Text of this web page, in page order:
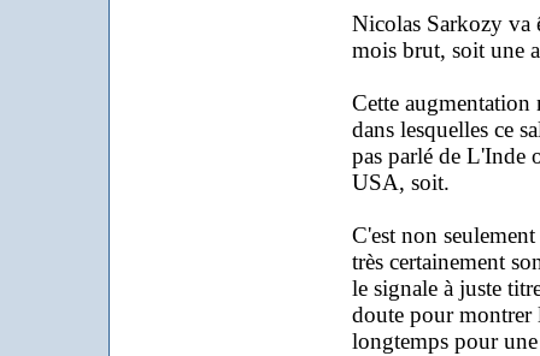
Nicolas Sarkozy va
mois brut, soit une
Cette augmentation
dans lesquelles ce
pas parlé de L'Inde
USA, soit.
C'est non
très certainement
le signale à juste
doute pour
longtemps pour